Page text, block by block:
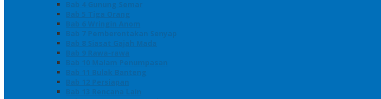
Bab 4 Gunung Semar
Bab 5 Tiga Orang
Bab 6 Wringin Anom
Bab 7 Pemberontakan Senyap
Bab 8 Siasat Gajah Mada
Bab 9 Rawa-rawa
Bab 10 Malam Penumpasan
Bab 11 Bulak Banteng
Bab 12 Persiapan
Bab 13 Rencana Lain